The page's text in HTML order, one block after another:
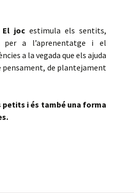
El joc estimula els sentits,
a l’aprenentatge i el
a la vegada que els ajuda
pensament, de plantejament
i és també una forma